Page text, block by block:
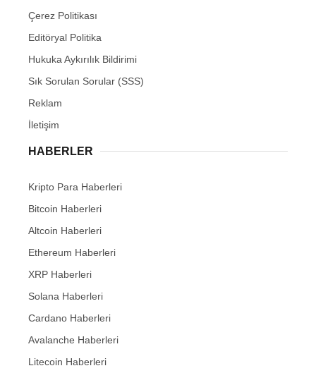
Çerez Politikası
Editöryal Politika
Hukuka Aykırılık Bildirimi
Sık Sorulan Sorular (SSS)
Reklam
İletişim
HABERLER
Kripto Para Haberleri
Bitcoin Haberleri
Altcoin Haberleri
Ethereum Haberleri
XRP Haberleri
Solana Haberleri
Cardano Haberleri
Avalanche Haberleri
Litecoin Haberleri